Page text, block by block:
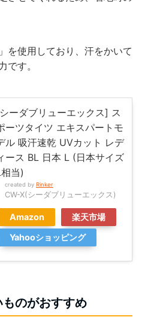
を使用しており、汗をかいて
です。
ーダブリューエックス] ス
ーツタイツ エキスパートモ
ル 吸汗速乾 UVカット レデ
ース BL 日本 L (日本サイズ
当)
created by Rinker
CW-X(シーダブリューエックス)
Amazon
楽天市場
Yahooショッピング
のがおすすめ